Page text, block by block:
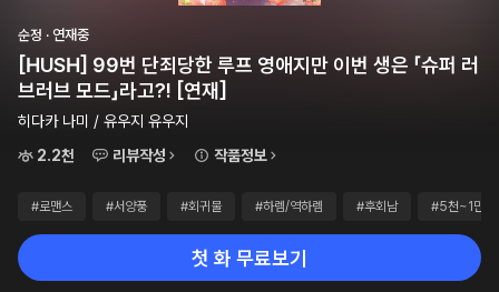
순정 · 연재중
[HUSH] 99번 단죄당한 루프 영애지만 이번 생은 「슈퍼 러
브러브 모드」라고?! [연재]
히다카 나미 / 유우지 유우지
2.2천
리뷰작성 작품정보
#로맨스 #서양풍 #회귀물 #하렘/역하렘 #후회남 #5천~1만원
첫 화 무료보기